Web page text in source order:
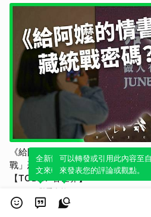
《給阿嬤的情書》狂賣20億人民
戰」恐慌和大馬尋根熱？國台辦狂
【TODAY 看世界】
235,986 觀看次數
全新體驗！一鍵引用此內容，透
文來輕鬆表達個人立場。
可以轉發或引用此內容至
來發表您的評論或觀點。